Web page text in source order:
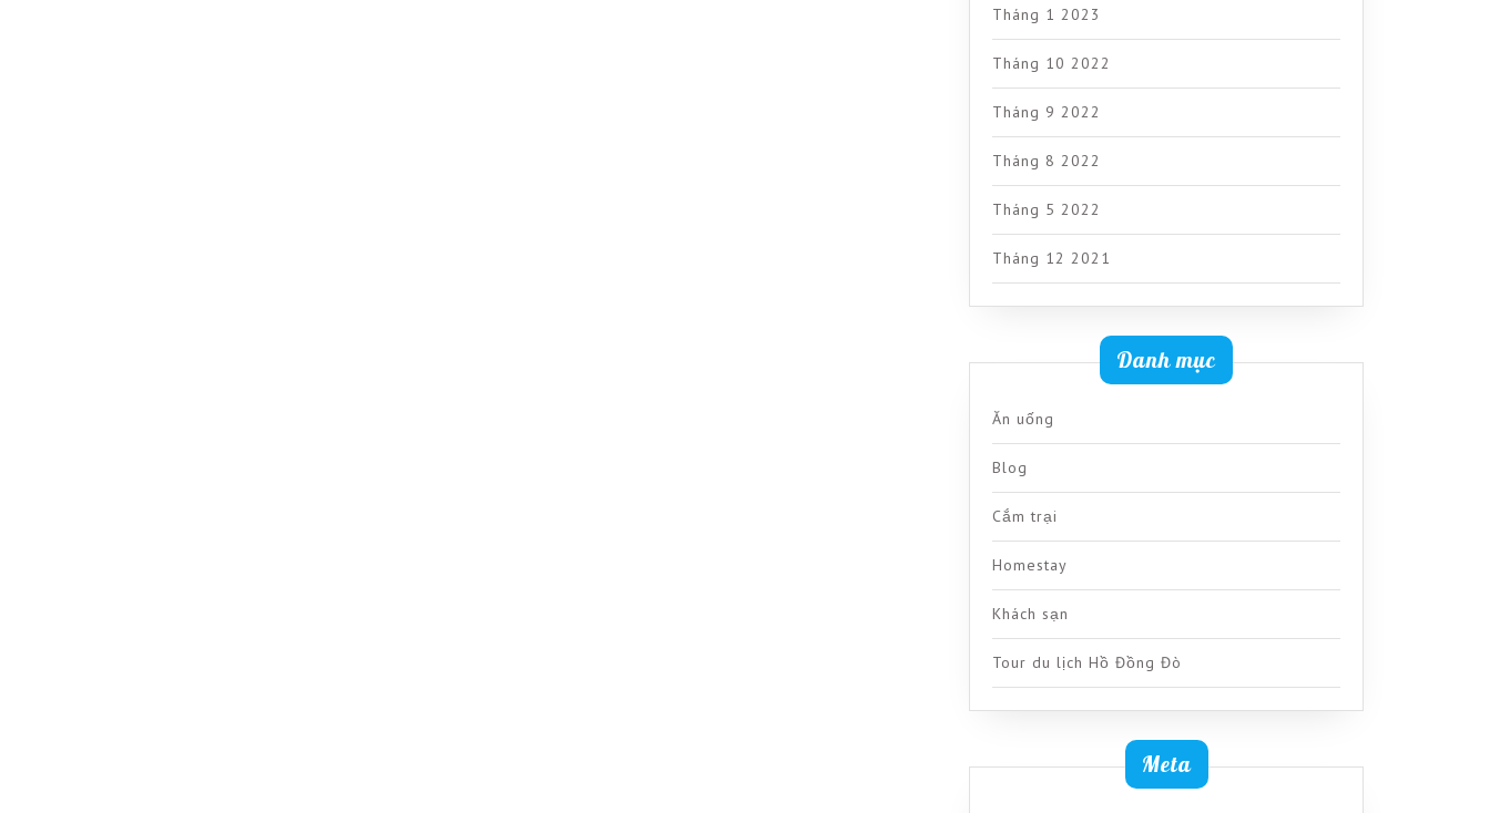
Tháng 1 2023
Tháng 10 2022
Tháng 9 2022
Tháng 8 2022
Tháng 5 2022
Tháng 12 2021
Danh mục
Ăn uống
Blog
Cắm trại
Homestay
Khách sạn
Tour du lịch Hồ Đồng Đò
Meta